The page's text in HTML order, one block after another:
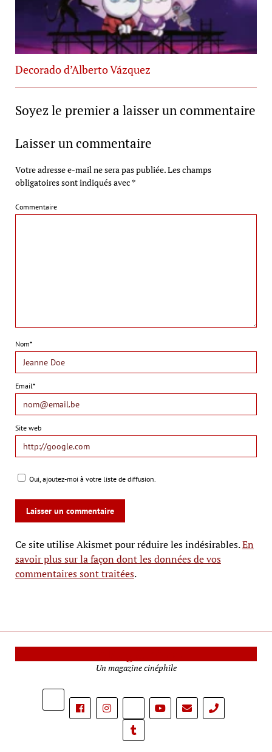
Decorado d’Alberto Vázquez
Soyez le premier a laisser un commentaire
Laisser un commentaire
Votre adresse e-mail ne sera pas publiée.Les champs
obligatoires sont indiqués avec *
Commentaire
Nom*
Email*
Site web
Oui, ajoutez-moi à votre liste de diffusion.
Ce site utilise Akismet pour réduire les indésirables.En
savoir plus sur la façon dont les données de vos
commentaires sont traitées.
Un magazine cinéphile
phone